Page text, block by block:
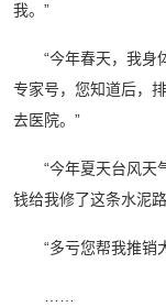
我。”
“今年春天，我身
专家号，您知道后，
去医院。”
“今年夏天台风天
钱给我修了这条水泥
“多亏您帮我推销